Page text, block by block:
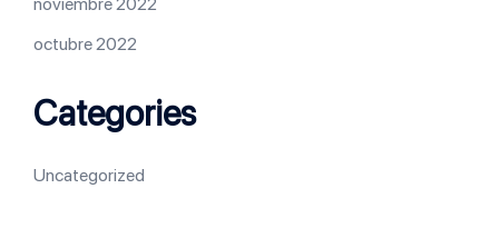
octubre 2022
Categories
Uncategorized